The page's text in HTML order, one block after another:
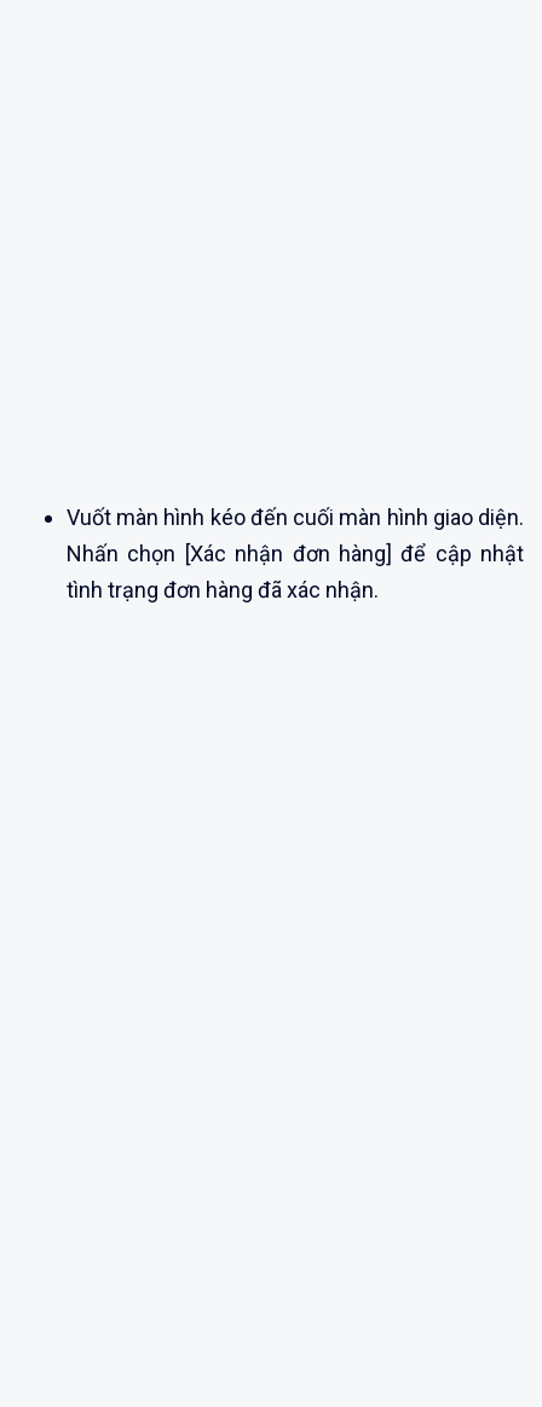
Vuốt màn hình kéo đến cuối màn hình giao diện.
Nhấn chọn [Xác nhận đơn hàng] để cập nhật
tình trạng đơn hàng đã xác nhận.